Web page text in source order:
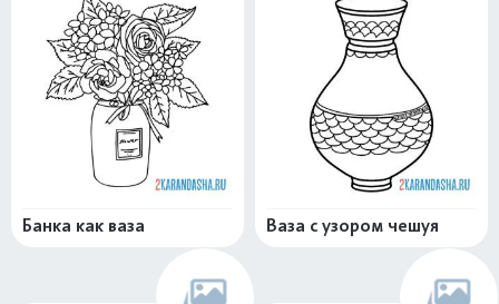
Банка как ваза Ваза с узором чешуя